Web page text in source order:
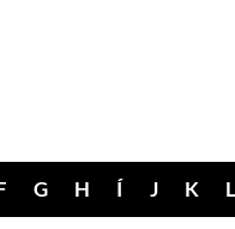
G H Í J K L